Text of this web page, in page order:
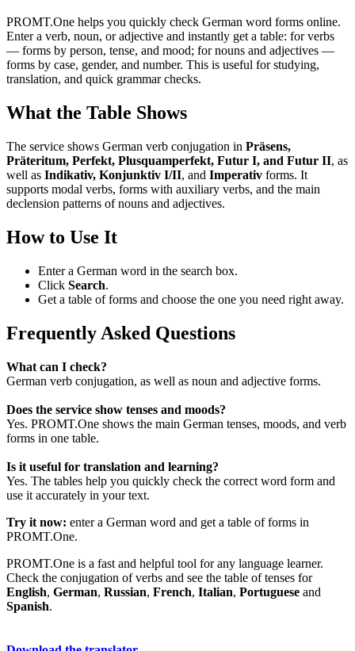
PROMT.One helps you quickly check German word forms online.
Enter a verb, noun, or adjective and instantly get a table: for verbs
— forms by person, tense, and mood; for nouns and adjectives —
forms by case, gender, and number. This is useful for studying,
translation, and quick grammar checks.
What the Table Shows
The service shows German verb conjugation in Präsens,
Präteritum, Perfekt, Plusquamperfekt, Futur I, and Futur II, as
well as Indikativ, Konjunktiv I/II, and Imperativ forms. It
supports modal verbs, forms with auxiliary verbs, and the main
declension patterns of nouns and adjectives.
How to Use It
Enter a German word in the search box.
Click Search.
Get a table of forms and choose the one you need right away.
Frequently Asked Questions
What can I check?
German verb conjugation, as well as noun and adjective forms.
Does the service show tenses and moods?
Yes. PROMT.One shows the main German tenses, moods, and verb
forms in one table.
Is it useful for translation and learning?
Yes. The tables help you quickly check the correct word form and
use it accurately in your text.
Try it now: enter a German word and get a table of forms in
PROMT.One.
PROMT.One is a fast and helpful tool for any language learner.
Check the conjugation of verbs and see the table of tenses for
English, German, Russian, French, Italian, Portuguese and
Spanish.